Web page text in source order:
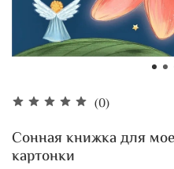
(0)
Сонная книжка для
картонки